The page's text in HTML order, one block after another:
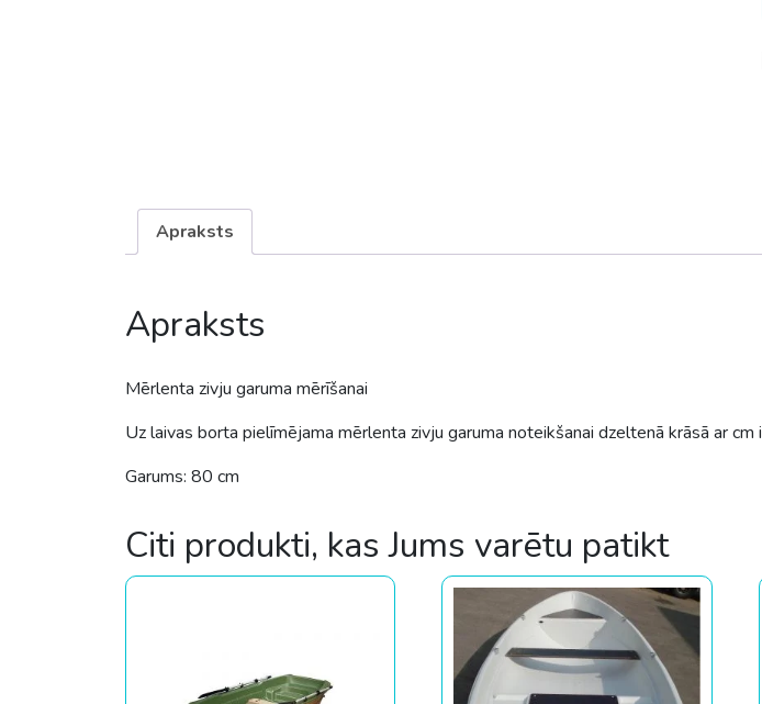
Apraksts
Apraksts
Mērlenta zivju garuma mērīšanai
Uz laivas borta pielīmējama mērlenta zivju garuma noteikšanai dzeltenā krāsā ar cm
Garums: 80 cm
Citi produkti, kas Jums varētu patikt